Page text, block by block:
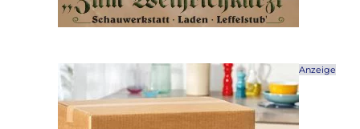
Anzeige